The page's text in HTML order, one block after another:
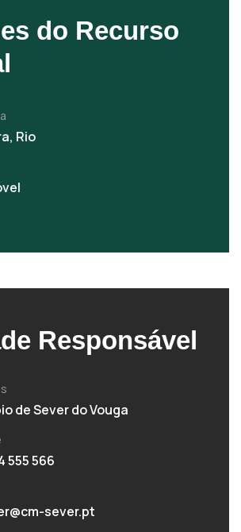
do Recurso
Rio
Responsável
de Sever do Vouga
555 566
sever.pt